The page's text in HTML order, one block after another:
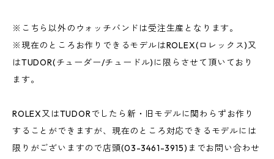
※こちら以外のウォッチバンドは受注生産となります。
※現在のところお作りできるモデルはROLEX(ロレックス)又
はTUDOR(チューダー/チュードル)に限らさせて頂いており
ます。
ROLEX又はTUDORでしたら新・旧モデルに関わらずお作り
することができますが、現在のところ対応できるモデルには
限りがございますので店頭(03-3461-3915)までお問い合わせ